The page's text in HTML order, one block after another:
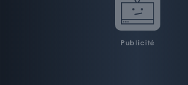
Publicité